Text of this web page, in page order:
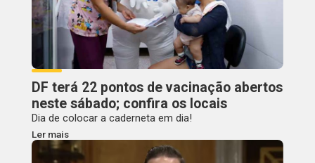
DF terá 22 pontos de vacinação abertos
neste sábado; confira os locais
Dia de colocar a caderneta em dia!
Ler mais